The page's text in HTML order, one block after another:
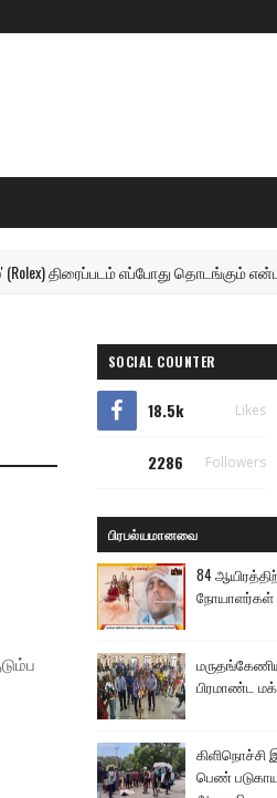
எப்போது தொடங்கும்
SOCIAL COUNTER
18.5k Likes
2286 Followers
பிரபல்யமானவை
84
பிரமாண்ட
கிளிநொச்சி
பெண்